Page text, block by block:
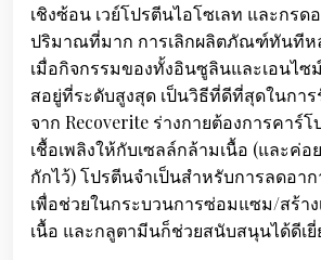
เชิงซ้อน เวย์โปรตีนไอโซเลท และกร
ปริมาณที่มาก การเลิกผลิตภัณฑ์ทันทีห
เมื่อกิจกรรมของทั้งอินซูลินและเอนไซ
สอยู่ที่ระดับสูงสุด เป็นวิธีที่ดีที่สุดในกา
จาก Recoverite ร่างกายต้องการคาร์โ
เชื้อเพลิงให้กับเซลล์กล้ามเนื้อ (และค่
กักไว้) โปรตีนจำเป็นสำหรับการลดอา
เพื่อช่วยในกระบวนการซ่อมแซม/สร้าง
เนื้อ และกลูตามีนก็ช่วยสนับสนุนได้ดีเ